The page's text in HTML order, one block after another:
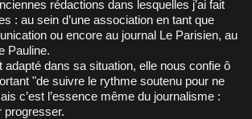
rédactions dans lesquelles j’ai fait
: au sein d’une association en tant que
ou encore au journal Le Parisien, au
Pauline.
adapté dans sa situation, elle nous confie ô
"de suivre le rythme soutenu pour ne
c’est l’essence même du journalisme :
progresser.